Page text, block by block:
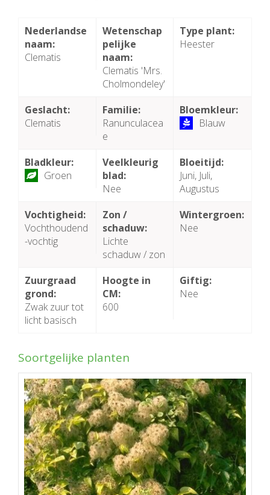
Nederlandse
naam:
Clematis
Wetenschap
pelijke
naam:
Clematis 'Mrs.
Cholmondeley'
Type plant:
Heester
Geslacht:
Clematis
Familie:
Ranunculacea
e
Bloemkleur:
Blauw
Bladkleur:
Groen
Veelkleurig
blad:
Nee
Bloeitijd:
Juni, Juli,
Augustus
Vochtigheid:
Vochthoudend
-vochtig
Zon /
schaduw:
Lichte
schaduw / zon
Wintergroen:
Nee
Zuurgraad
grond:
Zwak zuur tot
licht basisch
Hoogte in
CM:
600
Giftig:
Nee
Soortgelijke planten